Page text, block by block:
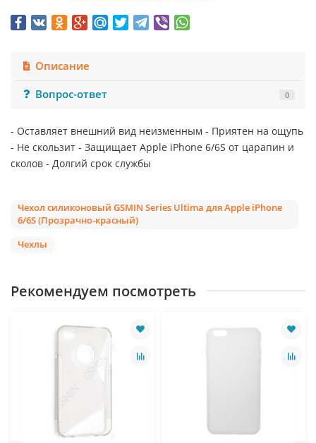
Описание
Вопрос-ответ
0
- Оставляет внешний вид неизменным - Приятен на ощупь
- Не скользит - Защищает Apple iPhone 6/6S от царапин и
сколов - Долгий срок службы
Чехол силиконовый GSMIN Series Ultima для Apple iPhone
6/6S (Прозрачно-красный)
Чехлы
Рекомендуем посмотреть